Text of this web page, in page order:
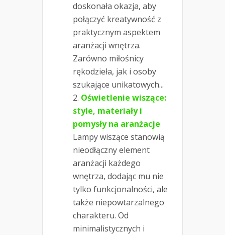
doskonała okazja, aby
połączyć kreatywność z
praktycznym aspektem
aranżacji wnętrza.
Zarówno miłośnicy
rękodzieła, jak i osoby
szukające unikatowych...
Oświetlenie wiszące:
style, materiały i
pomysły na aranżacje
Lampy wiszące stanowią
nieodłączny element
aranżacji każdego
wnętrza, dodając mu nie
tylko funkcjonalności, ale
także niepowtarzalnego
charakteru. Od
minimalistycznych i